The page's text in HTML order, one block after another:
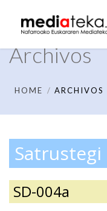
Archivos
HOME ARCHIVOS
Satrustegi
SD-004a